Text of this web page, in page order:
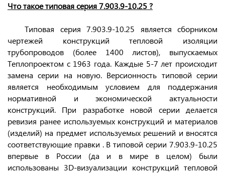
Что такое типовая серия 7.903.9-10.25 ?
Типовая серия 7.903.9-10.25 является сборником
чертежей конструкций тепловой изоляции
трубопроводов (более 1400 листов), выпускаемых
Теплопроектом с 1963 года. Каждые 5-7 лет происходит
замена серии на новую. Версионность типовой серии
является необходимым условием для поддержания
нормативной и экономической актуальности
конструкций. При разработке новой серии делается
ревизия ранее используемых конструкций и материалов
(изделий) на предмет используемых решений и вносятся
соответствующие правки . В типовой серии 7.903.9-10.25
впервые в России (да и в мире в целом) были
использованы 3D-визуализации конструкций тепловой